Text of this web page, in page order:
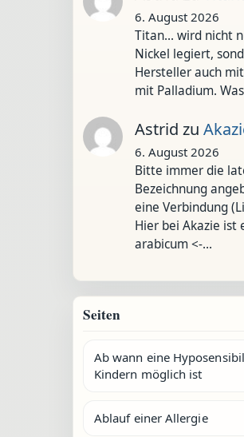
6. August 2026
Titan... wird nicht
Nickel legiert,
Hersteller auch
mit Palladium.
Astrid zu
6. August 2026
Bitte immer die
Bezeichnung
eine Verbindung
Hier bei Akazie ist
arabicum <-…
Seiten
Ab wann eine
Kindern möglich ist
Ablauf einer Allergie